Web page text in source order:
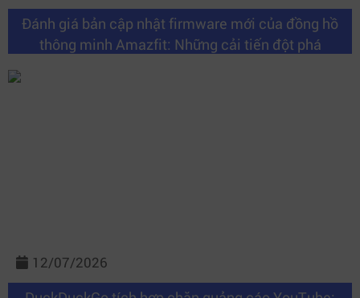
Đánh giá bản cập nhật firmware mới của đồng hồ
thông minh Amazfit: Những cải tiến đột phá
12/07/2026